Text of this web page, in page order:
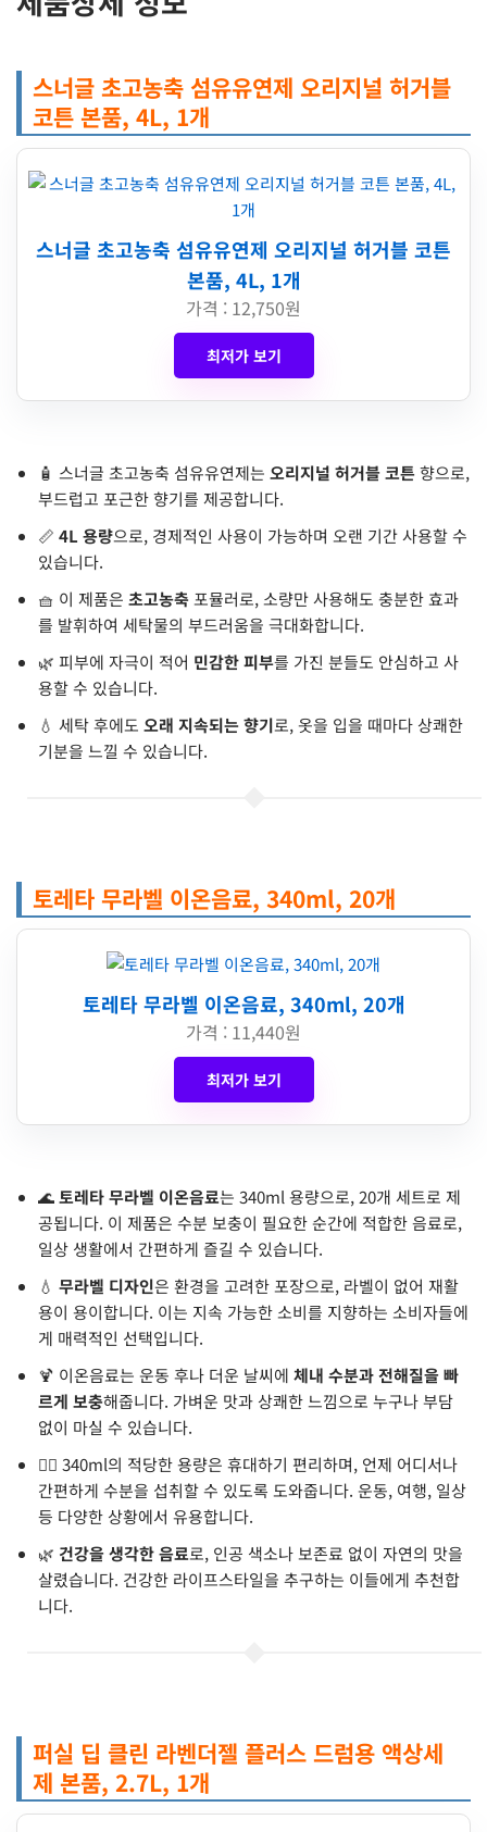
스너글 초고농축 섬유유연제 오리지널 허거블
코튼 본품, 4L, 1개
스너글 초고농축 섬유유연제 오리지널 허거블 코튼
본품, 4L, 1개
가격 : 12,750원
최저가 보기
🧴 스너글 초고농축 섬유유연제는 오리지널 허거블 코튼향으로,
부드럽고 포근한 향기를 제공합니다.
📏 4L 용량으로, 경제적인 사용이 가능하며 오랜 기간 사용할 수
있습니다.
🧺 이 제품은 초고농축포뮬러로, 소량만 사용해도 충분한 효과
를 발휘하여 세탁물의 부드러움을 극대화합니다.
🌿 피부에 자극이 적어 민감한 피부를 가진 분들도 안심하고 사
용할 수 있습니다.
💧 세탁 후에도 오래 지속되는 향기로, 옷을 입을 때마다 상쾌한
기분을 느낄 수 있습니다.
토레타 무라벨 이온음료, 340ml, 20개
토레타 무라벨 이온음료, 340ml, 20개
가격 : 11,440원
최저가 보기
🌊토레타 무라벨 이온음료는 340ml 용량으로, 20개 세트로 제
공됩니다. 이 제품은 수분 보충이 필요한 순간에 적합한 음료로,
일상 생활에서 간편하게 즐길 수 있습니다.
💧 무라벨 디자인은 환경을 고려한 포장으로, 라벨이 없어 재활
용이 용이합니다. 이는 지속 가능한 소비를 지향하는 소비자들에
게 매력적인 선택입니다.
🍹 이온음료는 운동 후나 더운 날씨에 체내 수분과 전해질을 빠
르게 보충해줍니다. 가벼운 맛과 상쾌한 느낌으로 누구나 부담
없이 마실 수 있습니다.
🏃‍♂️ 340ml의 적당한 용량은 휴대하기 편리하며, 언제 어디서나
간편하게 수분을 섭취할 수 있도록 도와줍니다. 운동, 여행, 일상
등 다양한 상황에서 유용합니다.
🌿 건강을 생각한 음료로, 인공 색소나 보존료 없이 자연의 맛을
살렸습니다. 건강한 라이프스타일을 추구하는 이들에게 추천합
니다.
퍼실 딥 클린 라벤더젤 플러스 드럼용 액상세
제 본품, 2.7L, 1개